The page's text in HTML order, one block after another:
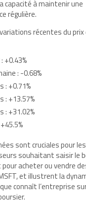
capacité à maintenir une
régulière.
récentes du prix
+0.43%
: -0.68%
: +0.71%
: +13.57%
: +31.02%
sont cruciales pour les
souhaitant saisir le
acheter ou vendre
et illustrent la
connaît l’entreprise